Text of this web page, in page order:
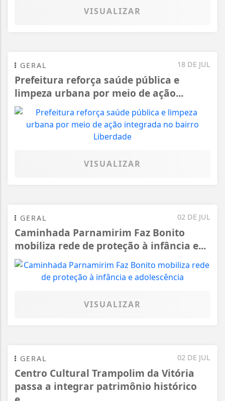
VISUALIZAR
18 DE JUL
GERAL
Prefeitura reforça saúde pública e
limpeza urbana por meio de ação...
VISUALIZAR
02 DE JUL
GERAL
Caminhada Parnamirim Faz Bonito
mobiliza rede de proteção à infância e...
VISUALIZAR
02 DE JUL
GERAL
Centro Cultural Trampolim da Vitória
passa a integrar patrimônio histórico